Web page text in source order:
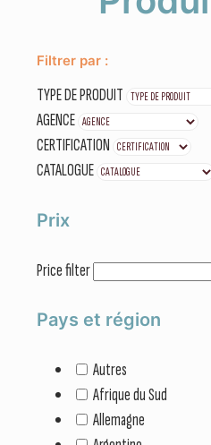
Filtrer par :
TYPE DE PRODUIT
AGENCE
CERTIFICATION
CATALOGUE
Prix
Price filter
Pays et région
Autres
Afrique du Sud
Allemagne